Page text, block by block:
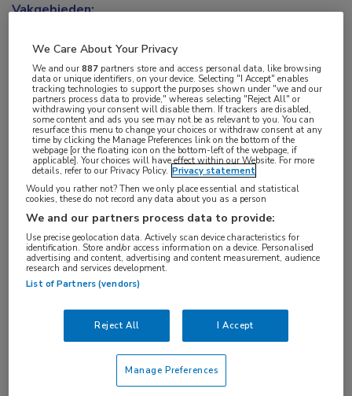
De fase III-studie MAYARI laat zien dat
caplacizumab in combinatie met
immuunsuppressieve therapie, zonder eerstelijns
therapeutische plasmaferese, veilig en effectief
is bij meer dan 90% van de volwassen patiënten
met acute immuungemedieerde trombotische
trombocytopenische purpura.
Traditioneel is therapeutische plasmaferese (TPE)
Vakgebieden:
Aandachtsgebieden:
Benigne hematologie
Tags:
caplacizumab,plasmaferese,trombotische
trombocytopenische purpura
We Care About Your Privacy
We and our887 partners store and access personal data, like browsing
data or unique identifiers, on your device. Selecting "I Accept" enables
tracking technologies to support the purposes shown under "we and our
partners process data to provide," whereas selecting "Reject All" or
withdrawing your consent will disable them. If trackers are disabled,
some content and ads you see may not be as relevant to you. You can
resurface this menu to change your choices or withdraw consent at any
time by clicking the Manage Preferences link on the bottom of the
webpage [or the floating icon on the bottom-left of the webpage, if
applicable]. Your choices will have effect within our Website. For more
details, refer to our Privacy Policy. Privacy statement
Would you rather not? Then we only place essential and statistical
cookies, these do not record any data about you as a person
We and our partners process data to provide:
Use precise geolocation data. Actively scan device characteristics for
identification. Store and/or access information on a device. Personalised
advertising and content, advertising and content measurement, audience
research and services development.
List of Partners (vendors)
Reject All I Accept
Manage Preferences